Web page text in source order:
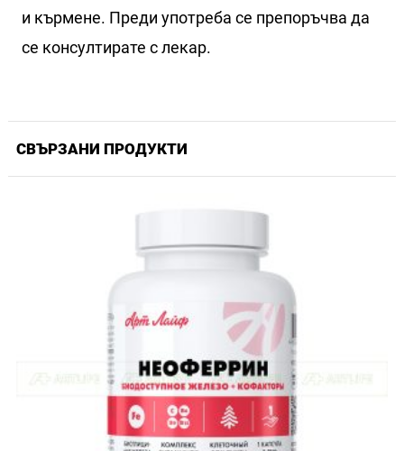
и кърмене. Преди употреба се препоръчва да
се консултирате с лекар.
СВЪРЗАНИ ПРОДУКТИ